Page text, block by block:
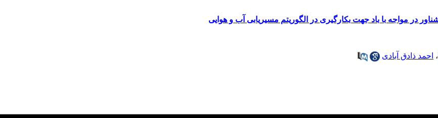
در مواجه با باد جهت بکارگیری در الگوریتم مسیریابی آب و هوایی
، احمد ذادق آبادی